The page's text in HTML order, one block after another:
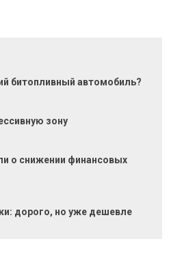
битопливный автомобиль?
зону
о снижении финансовых
дорого, но уже дешевле